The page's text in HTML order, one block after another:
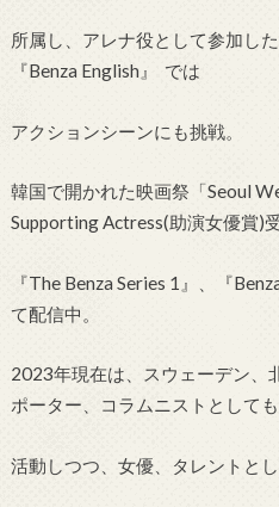
所属し、アレナ役として参加した
『Benza English』 では
アクションシーンにも挑戦。
韓国で開かれた映画祭「Seoul
Supporting Actress(助演女優賞)受
『The Benza Series 1』、『
て配信中。
2023年現在は、スウェーデン、
ポーター、コラムニストとしても
活動しつつ、女優、タレントと